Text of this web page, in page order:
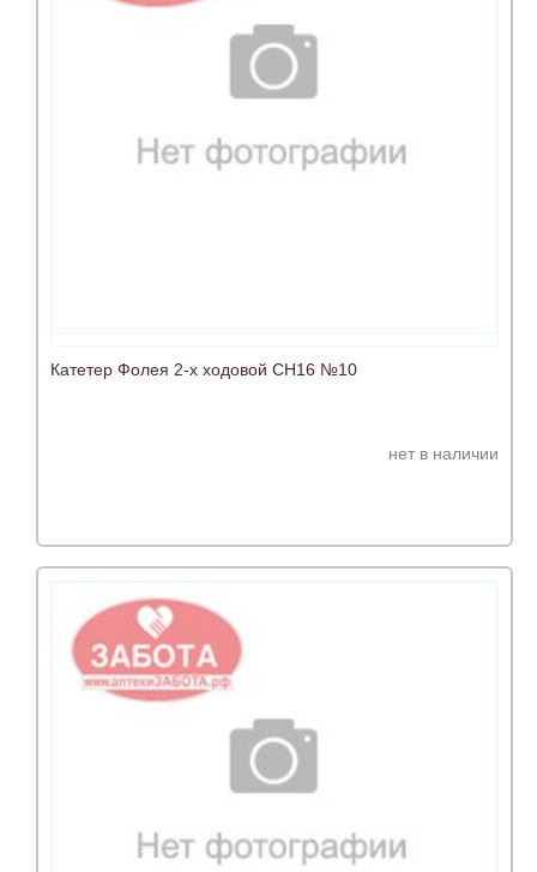
Катетер Фолея 2-х ходовой СН16 №10
нет в наличии